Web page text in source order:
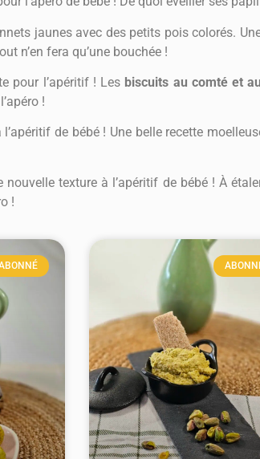
jaunes avec des petits pois colorés.
n’en fera qu’une bouchée !
pour l’apéritif ! Les biscuits au comté et
!
de bébé ! Une belle recette
texture à l’apéritif de bébé ! À
!